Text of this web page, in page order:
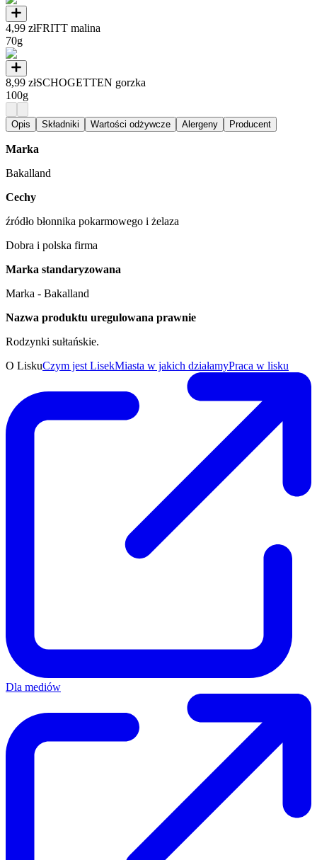
4,99 złFRITT malina
70g
8,99 złSCHOGETTEN gorzka
100g
Opis Składniki Wartości odżywcze Alergeny Producent
Marka
Bakalland
Cechy
źródło błonnika pokarmowego i żelaza
Dobra i polska firma
Marka standaryzowana
Marka - Bakalland
Nazwa produktu uregulowana prawnie
Rodzynki sułtańskie.
O LiskuCzym jest LisekMiasta w jakich działamyPraca w lisku
Dla mediów